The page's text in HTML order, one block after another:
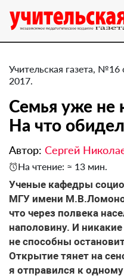
Учительская газета, №16
2017.
Семья уже не
На что
Автор: Сергей
На чтение: ≈ 13 мин.
Ученые кафедры
МГУ имени
что через полвека
наполовину. И
не способны
Открытие тянет на
я отправился к